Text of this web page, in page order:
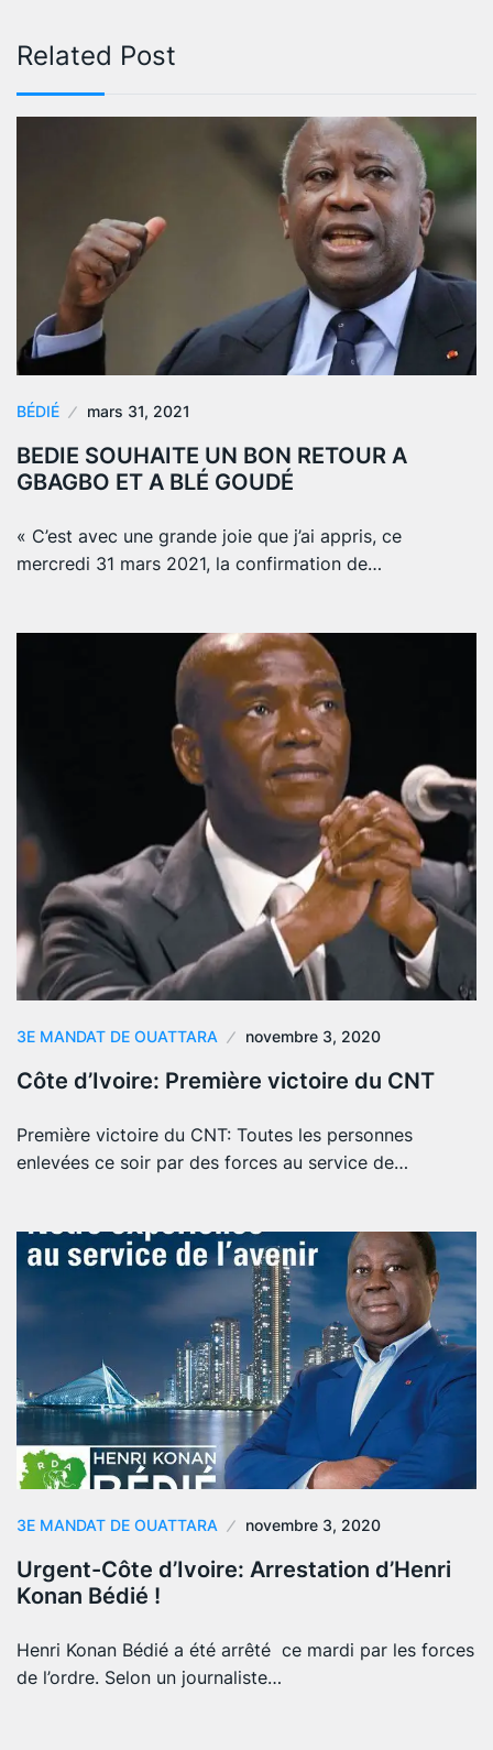
Related Post
BÉDIÉ mars 31, 2021
BEDIE SOUHAITE UN BON RETOUR A
GBAGBO ET A BLÉ GOUDÉ
« C’est avec une grande joie que j’ai appris, ce
mercredi 31 mars 2021, la confirmation de…
3E MANDAT DE OUATTARA novembre 3, 2020
Côte d’Ivoire: Première victoire du CNT
Première victoire du CNT: Toutes les personnes
enlevées ce soir par des forces au service de…
3E MANDAT DE OUATTARA novembre 3, 2020
Urgent-Côte d’Ivoire: Arrestation d’Henri
Konan Bédié !
Henri Konan Bédié a été arrêté ce mardi par les forces
de l’ordre. Selon un journaliste…